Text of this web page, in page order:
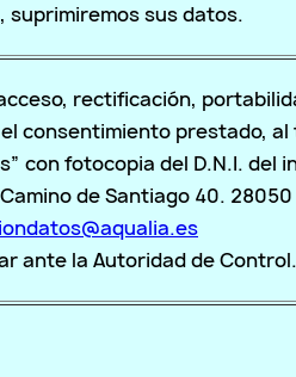
suprimiremos sus datos.
rectificación,
consentimiento prestado,
con fotocopia del D.N.I. del
de Santiago 40.
ante la Autoridad de Control.